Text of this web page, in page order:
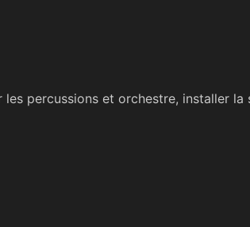
percussions et orchestre, installer la